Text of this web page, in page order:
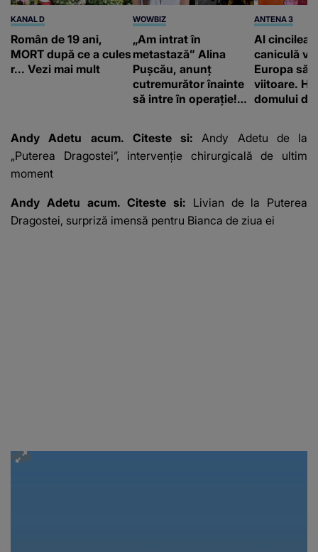
KANAL D
Român de 19 ani,
MORT după ce a cules
r... Vezi mai mult
WOWBIZ
„Am intrat în
metastază” Alina
Pușcău, anunț
cutremurător înainte
să intre în operație!
fanilor
ANTENA 3
Al cincilea
caniculă
Europa
viitoare.
domului de
Andy Adetu acum. Citeste si:Andy Adetu de la
„Puterea Dragostei”, intervenție chirurgicală de ultim
moment
Andy Adetu acum. Citeste si: Livian de la Puterea
Dragostei, surpriză imensă pentru Bianca de ziua ei